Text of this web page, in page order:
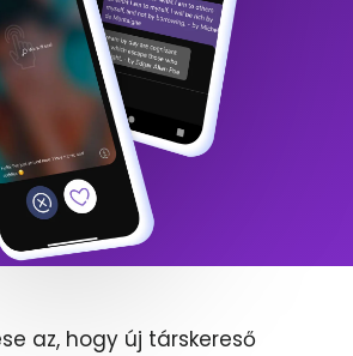
az, hogy új társkereső